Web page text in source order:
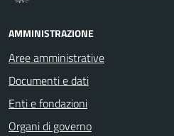
AMMINISTRAZIONE
Aree amministrative
Documenti e dati
Enti e fondazioni
Organi di governo